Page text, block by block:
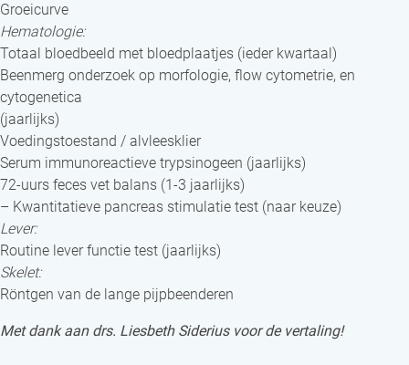
Groeicurve
Hematologie:
Totaal bloedbeeld met bloedplaatjes (ieder kwartaal)
Beenmerg onderzoek op morfologie, flow cytometrie, en
cytogenetica
(jaarlijks)
Voedingstoestand / alvleesklier
Serum immunoreactieve trypsinogeen (jaarlijks)
72-uurs feces vet balans (1-3 jaarlijks)
– Kwantitatieve pancreas stimulatie test (naar keuze)
Lever:
Routine lever functie test (jaarlijks)
Skelet:
Röntgen van de lange pijpbeenderen
Met dank aan drs. Liesbeth Siderius voor de vertaling!